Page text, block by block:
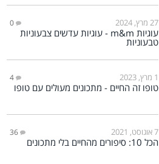
27 מרץ, 2024 0
עוגיות m&m - עוגיות עדשים צבעוניות
טבעוניות
1 מרץ, 2023 4
טופו זה החיים - מתכונים מעולים עם טופו
7 אוגוסט, 2021 36
הכל 10: סיפורים מהחיים בלי מתכונים